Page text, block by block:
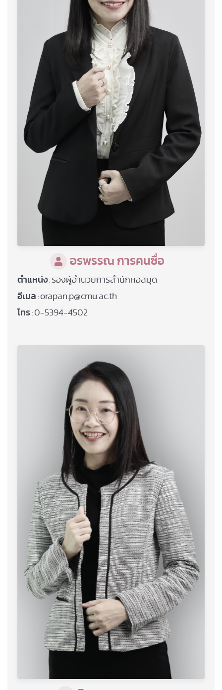
อรพรรณ การคนซื่อ
ตำแหน่ง: รองผู้อำนวยการสำนักหอสมุด
อีเมล : orapan.p@cmu.ac.th
โทร : 0-5394-4502